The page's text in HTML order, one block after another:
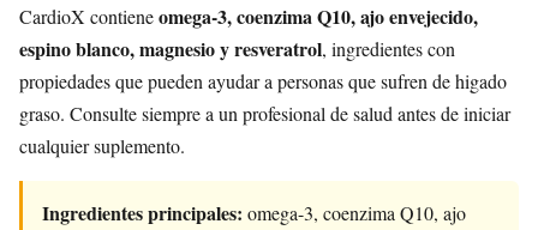
CardioX contieneomega-3, coenzima Q10, ajo envejecido,
espino blanco, magnesio y resveratrol, ingredientes con
propiedades que pueden ayudar a personas que sufren de higado
graso. Consulte siempre a un profesional de salud antes de iniciar
cualquier suplemento.
Ingredientes principales: omega-3, coenzima Q10, ajo